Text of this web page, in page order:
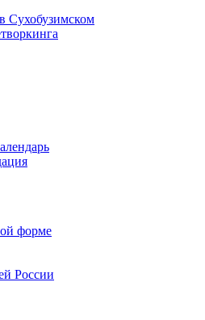
Сухобузимском
форме
России